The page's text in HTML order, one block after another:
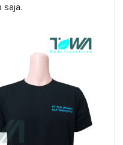
saja.